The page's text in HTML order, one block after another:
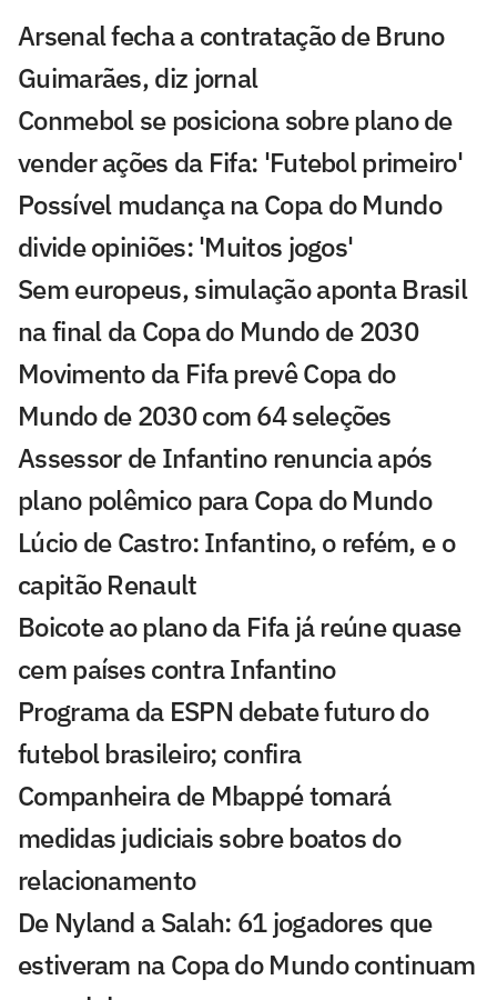
Arsenal fecha a contratação de Bruno
Guimarães, diz jornal
Conmebol se posiciona sobre plano de
vender ações da Fifa: 'Futebol primeiro'
Possível mudança na Copa do Mundo
divide opiniões: 'Muitos jogos'
Sem europeus, simulação aponta Brasil
na final da Copa do Mundo de 2030
Movimento da Fifa prevê Copa do
Mundo de 2030 com 64 seleções
Assessor de Infantino renuncia após
plano polêmico para Copa do Mundo
Lúcio de Castro: Infantino, o refém, e o
capitão Renault
Boicote ao plano da Fifa já reúne quase
cem países contra Infantino
Programa da ESPN debate futuro do
futebol brasileiro; confira
Companheira de Mbappé tomará
medidas judiciais sobre boatos do
relacionamento
De Nyland a Salah: 61 jogadores que
estiveram na Copa do Mundo continuam